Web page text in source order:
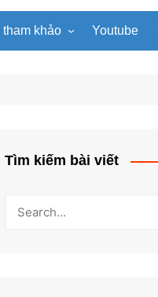
khảo Youtube
Tìm kiếm bài viết